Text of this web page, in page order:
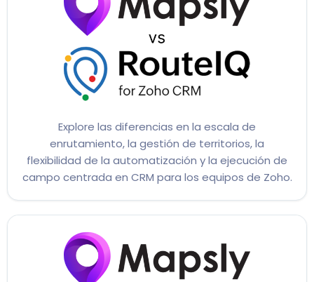
Explore las diferencias en la escala de
enrutamiento, la gestión de territorios, la
flexibilidad de la automatización y la ejecución de
campo centrada en CRM para los equipos de Zoho.